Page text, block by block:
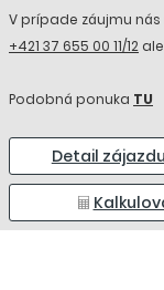
V prípade záujmu
+421 37 655 00 11/12
Podobná ponuka TU
Detail zájazdu